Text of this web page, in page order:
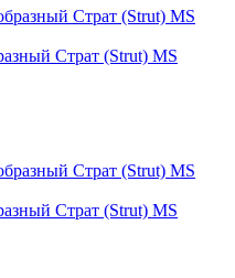
Страт (Strut) MS
Страт (Strut) MS